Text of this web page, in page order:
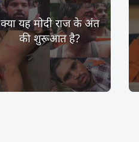
क्या यह मोदी राज के अंत
की शुरूआत है?